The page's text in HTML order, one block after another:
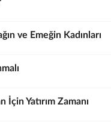
ve Emeğin Kadınları
İçin Yatırım Zamanı